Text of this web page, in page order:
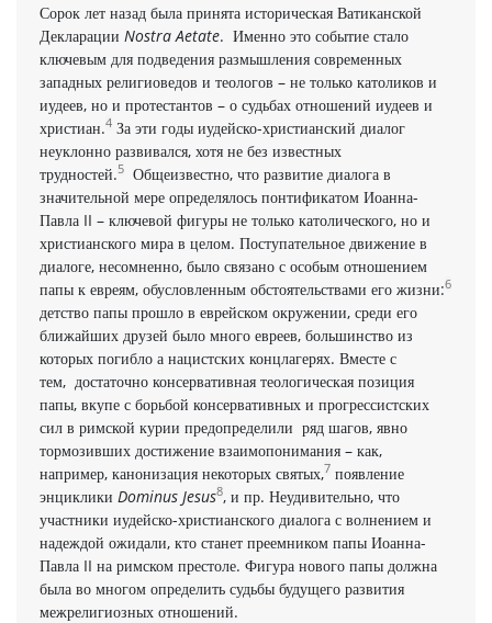
Сорок лет назад была принята историческая Ватиканской
Декларации Nostra Aetate. Именно это событие стало
ключевым для подведения размышления современных
западных религиоведов и теологов – не только католиков и
иудеев, но и протестантов – о судьбах отношений иудеев и
христиан.4 За эти годы иудейско-христианский диалог
неуклонно развивался, хотя не без известных
трудностей.5 Общеизвестно, что развитие диалога в
значительной мере определялось понтификатом Иоанна-
Павла II – ключевой фигуры не только католического, но и
христианского мира в целом. Поступательное движение в
диалоге, несомненно, было связано с особым отношением
папы к евреям, обусловленным обстоятельствами его жизни:6
детство папы прошло в еврейском окружении, среди его
ближайших друзей было много евреев, большинство из
которых погибло а нацистских концлагерях. Вместе с
тем, достаточно консервативная теологическая позиция
папы, вкупе с борьбой консервативных и прогрессистских
сил в римской курии предопределили ряд шагов, явно
тормозивших достижение взаимопонимания – как,
например, канонизация некоторых святых,7 появление
энциклики Dominus Jesus8, и пр. Неудивительно, что
участники иудейско-христианского диалога с волнением и
надеждой ожидали, кто станет преемником папы Иоанна-
Павла II на римском престоле. Фигура нового папы должна
была во многом определить судьбы будущего развития
межрелигиозных отношений.